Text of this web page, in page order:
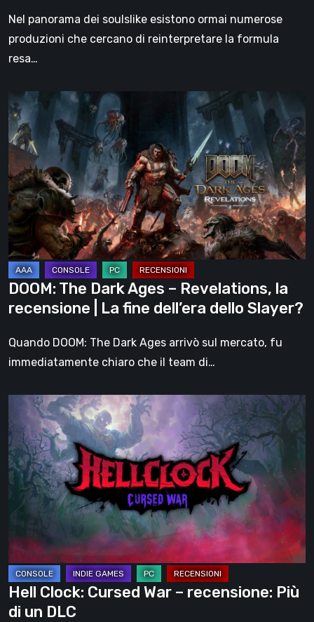
Nel panorama dei soulslike esistono ormai numerose
produzioni che cercano di reinterpretare la formula
resa…
DOOM:
The
Dark
Ages
–
Revelations,
la
recensione
|
La
fine
dell’era
dello
Slayer?
DOOM: The Dark Ages – Revelations, la
recensione | La fine dell’era dello Slayer?
Quando DOOM: The Dark Ages arrivò sul mercato, fu
immediatamente chiaro che il team di…
Clock:
Cursed
War
–
recensione:
di
un
DLC
Hell Clock: Cursed War – recensione: Più
di un DLC